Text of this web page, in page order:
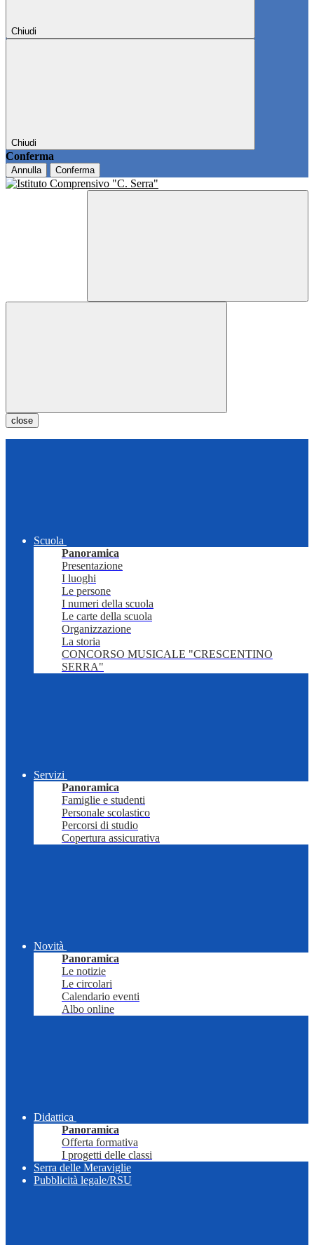
Chiudi
Chiudi
Conferma
Annulla Conferma
close
Scuola
Panoramica
Presentazione
I luoghi
Le persone
I numeri della scuola
Le carte della scuola
Organizzazione
La storia
CONCORSO MUSICALE "CRESCENTINO
SERRA"
Servizi
Panoramica
Famiglie e studenti
Personale scolastico
Percorsi di studio
Copertura assicurativa
Novità
Panoramica
Le notizie
Le circolari
Calendario eventi
Albo online
Didattica
Panoramica
Offerta formativa
I progetti delle classi
Serra delle Meraviglie
Pubblicità legale/RSU